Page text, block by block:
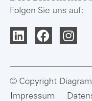
Folgen Sie uns auf:
© Copyright
Impressum